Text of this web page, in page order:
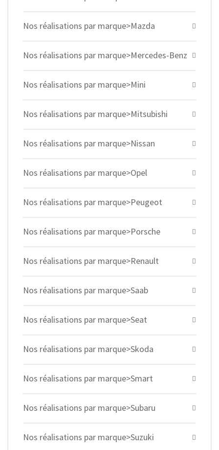
Nos réalisations par marque>Mazda
Nos réalisations par marque>Mercedes-Benz
Nos réalisations par marque>Mini
Nos réalisations par marque>Mitsubishi
Nos réalisations par marque>Nissan
Nos réalisations par marque>Opel
Nos réalisations par marque>Peugeot
Nos réalisations par marque>Porsche
Nos réalisations par marque>Renault
Nos réalisations par marque>Saab
Nos réalisations par marque>Seat
Nos réalisations par marque>Skoda
Nos réalisations par marque>Smart
Nos réalisations par marque>Subaru
Nos réalisations par marque>Suzuki